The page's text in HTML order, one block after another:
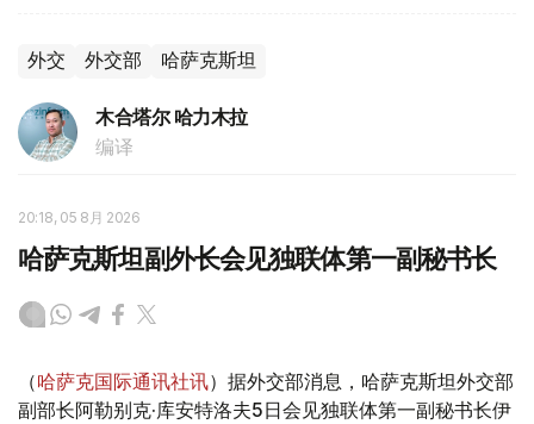
外交 外交部 哈萨克斯坦
木合塔尔 哈力木拉
编译
20:18, 05 8月 2026
哈萨克斯坦副外长会见独联体第一副秘书长
（哈萨克国际通讯社讯）据外交部消息，哈萨克斯坦外交部
副部长阿勒别克·库安特洛夫5日会见独联体第一副秘书长伊